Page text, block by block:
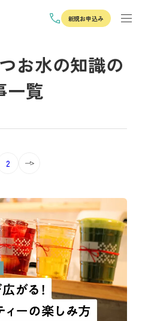
新規お申込み
お水の知識の
一覧
2